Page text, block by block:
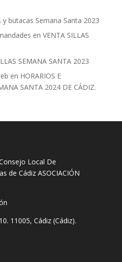
y butacas Semana Santa 2023
en VENTA SILLAS
SEMANA SANTA 2023
en HORARIOS E
SANTA 2024 DE CÁDIZ.
Local De
de Cádiz ASOCIACIÓN
11005, Cádiz (Cádiz).